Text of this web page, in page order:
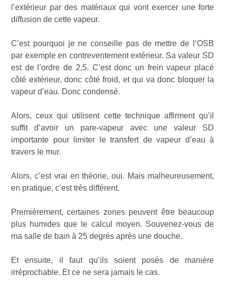
l’extérieur par des matériaux qui vont exercer une forte
diffusion de cette vapeur.
C’est pourquoi je ne conseille pas de mettre de l’OSB
par exemple en contreventement extérieur. Sa valeur SD
est de l’ordre de 2,5. C’est donc un frein vapeur placé
côté extérieur, donc côté froid, et qui va donc bloquer la
vapeur d’eau. Donc condensé.
Alors, ceux qui utilisent cette technique affirment qu’il
suffit d’avoir un pare-vapeur avec une valeur SD
importante pour limiter le transfert de vapeur d’eau à
travers le mur.
Alors, c’est vrai en théorie, oui. Mais malheureusement,
en pratique, c’est très différent.
Premièrement, certaines zones peuvent être beaucoup
plus humides que le calcul moyen. Souvenez-vous de
ma salle de bain à 25 degrés après une douche.
Et ensuite, il faut qu’ils soient posés de manière
irréprochable. Et ce ne sera jamais le cas.